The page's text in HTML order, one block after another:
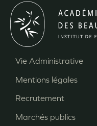
Pied
de
page
Vie Administrative
Mentions légales
Recrutement
Marchés publics